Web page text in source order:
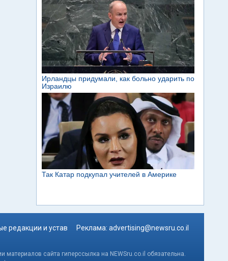
редакции и устав Реклама: advertising@newsru.co.il
сайта гиперссылка на NEWSru.co.il обязательна.